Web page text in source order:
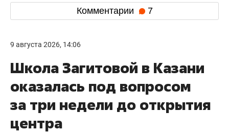
Комментарии 7
9 августа 2026, 14:06
Школа Загитовой в Казани
оказалась под вопросом
за три недели до открытия
центра